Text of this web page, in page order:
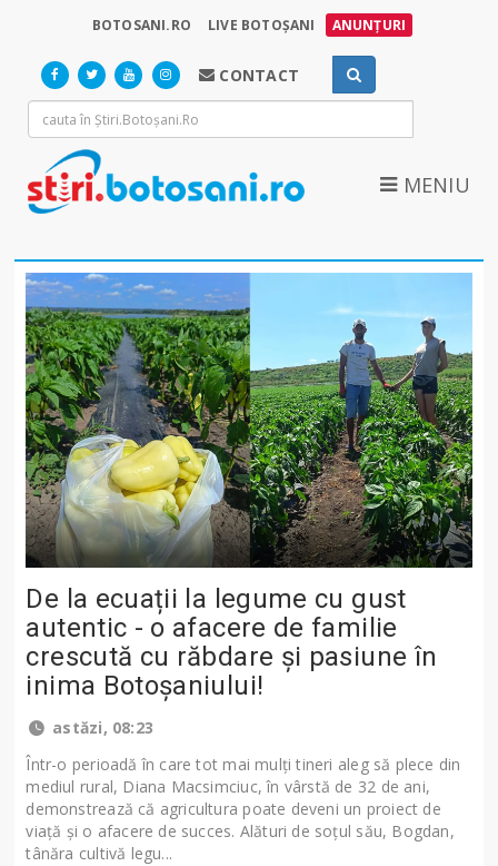
BOTOSANI.RO LIVE BOTOȘANI ANUNȚURI
CONTACT
MENIU
De la ecuații la legume cu gust
autentic - o afacere de familie
crescută cu răbdare și pasiune în
inima Botoșaniului!
astăzi, 08:23
Într-o perioadă în care tot mai mulți tineri aleg să plece din
mediul rural, Diana Macsimciuc, în vârstă de 32 de ani,
demonstrează că agricultura poate deveni un proiect de
viață și o afacere de succes. Alături de soțul său, Bogdan,
tânăra cultivă legu...